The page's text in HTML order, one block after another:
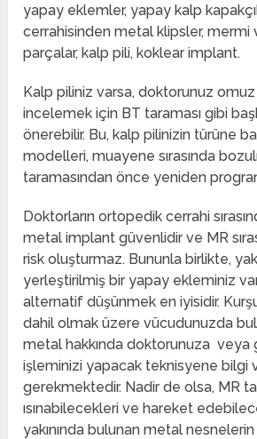
yapay eklemler, yapay kalp
cerrahisinden metal klipsler,
parçalar, kalp pili, koklear implant.
Kalp piliniz varsa, doktorunuz
incelemek için BT taraması gibi
önerebilir. Bu, kalp pilinizin türüne
modelleri, muayene sırasında
taramasından önce yeniden
Doktorların ortopedik cerrahi
metal implant güvenlidir ve MR
risk oluşturmaz. Bununla birlikte,
yerleştirilmiş bir yapay ekleminiz
alternatif düşünmek en iyisidir.
dahil olmak üzere vücudunuzda
metal hakkında doktorunuza veya
işleminizi yapacak teknisyene bilgi
gerekmektedir. Nadir de olsa, MR
ısınabilecekleri ve hareket
yakınında bulunan metal nesnelerin